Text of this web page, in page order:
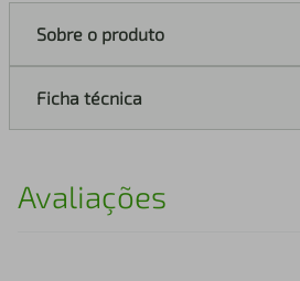
Sobre o produto
Ficha técnica
Avaliações